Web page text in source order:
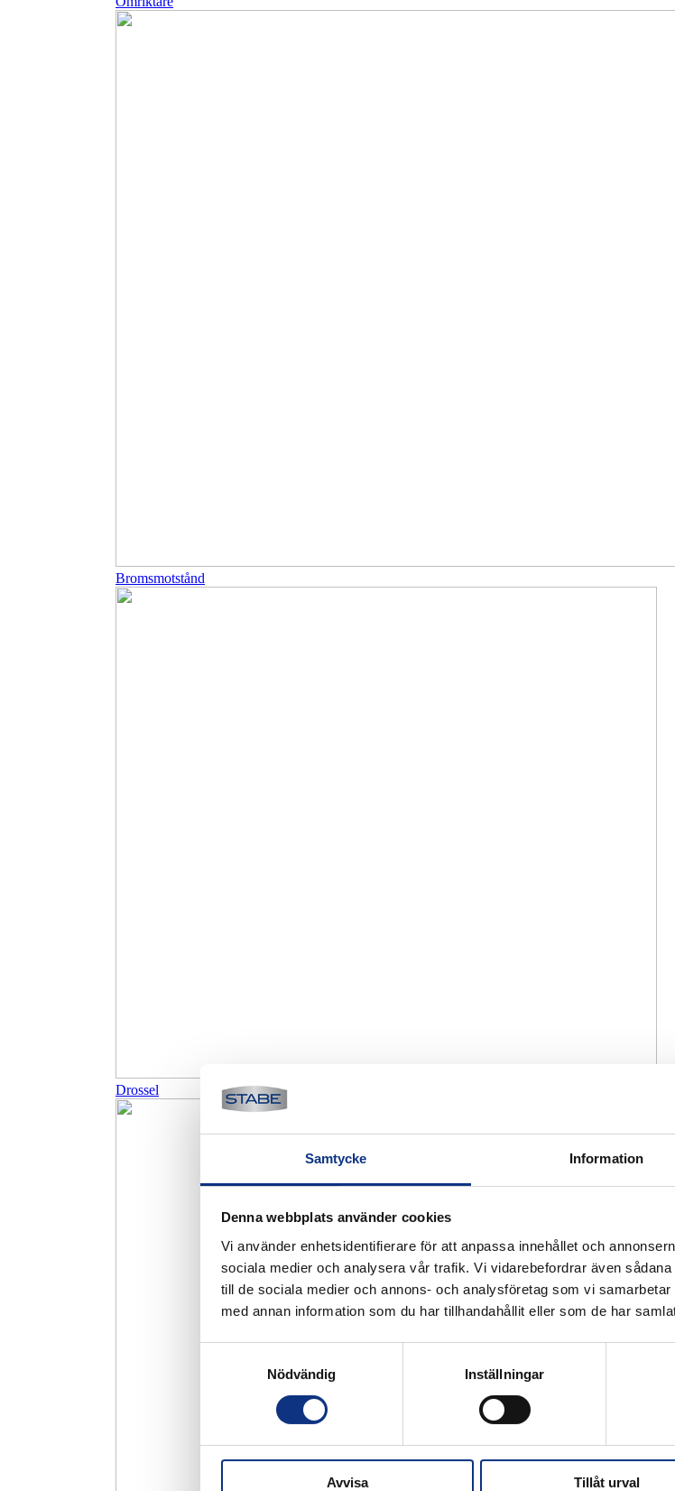
Samtycke Information
Denna webbplats använder cookies
Vi använder enhetsidentifierare för att anpassa innehållet och
sociala medier och analysera vår trafik. Vi vidarebefordrar även
till de sociala medier och annons- och analysföretag som vi
med annan information som du har tillhandahållit eller som de har
Nödvändig
Inställningar
Avvisa Tillåt urval
Bromsmotstånd
Drossel